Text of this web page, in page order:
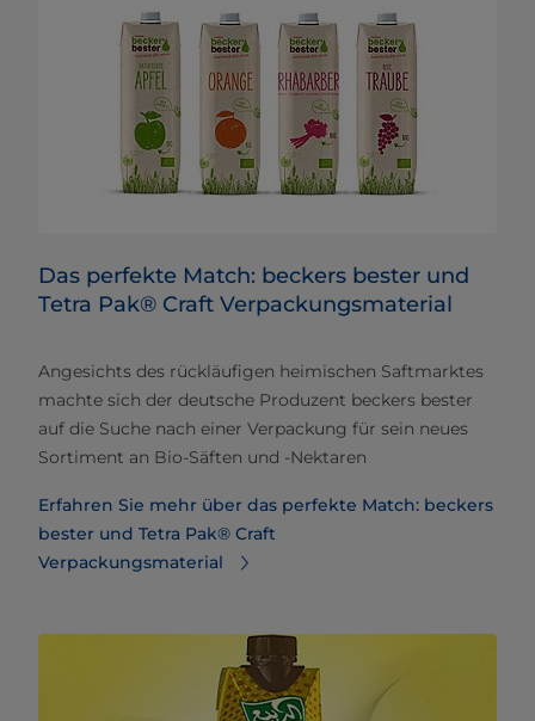
Das perfekte Match: beckers bester und
Tetra Pak® Craft Verpackungsmaterial
Angesichts des rückläufigen heimischen Saftmarktes
machte sich der deutsche Produzent beckers bester
auf die Suche nach einer Verpackung für sein neues
Sortiment an Bio-Säften und -Nektaren
Erfahren Sie mehr über das perfekte Match: beckers
bester und Tetra Pak® Craft
Verpackungsmaterial